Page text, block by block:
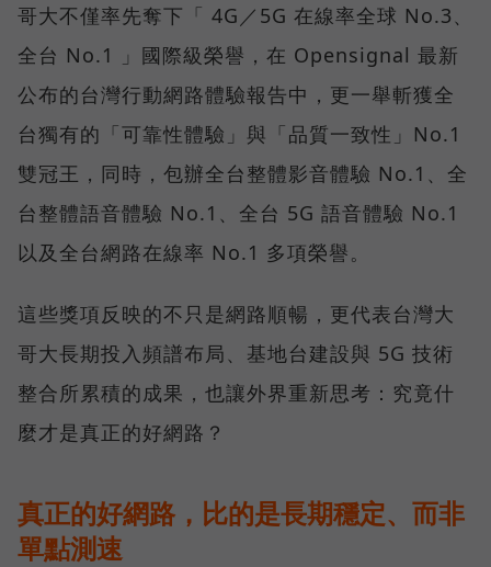
哥大不僅率先奪下「 4G／5G 在線率全球 No.3、
全台 No.1 」國際級榮譽，在 Opensignal 最新
公布的台灣行動網路體驗報告中，更一舉斬獲全
台獨有的「可靠性體驗」與「品質一致性」No.1
雙冠王，同時，包辦全台整體影音體驗 No.1、全
台整體語音體驗 No.1、全台 5G 語音體驗 No.1
以及全台網路在線率 No.1 多項榮譽。
這些獎項反映的不只是網路順暢，更代表台灣大
哥大長期投入頻譜布局、基地台建設與 5G 技術
整合所累積的成果，也讓外界重新思考：究竟什
麼才是真正的好網路？
真正的好網路，比的是長期穩定、而非
單點測速